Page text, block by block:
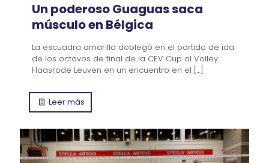
Un poderoso Guaguas saca
músculo en Bélgica
La escuadra amarilla doblegó en el partido de ida
de los octavos de final de la CEV Cup al Volley
Haasrode Leuven en un encuentro en el […]
Leer más